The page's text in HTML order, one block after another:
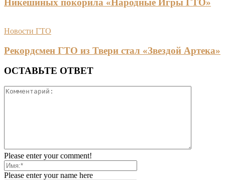
Никешиных покорила «Народные Игры ГТО»
Новости ГТО
Рекордсмен ГТО из Твери стал «Звездой Артека»
ОСТАВЬТЕ ОТВЕТ
Please enter your comment!
Please enter your name here